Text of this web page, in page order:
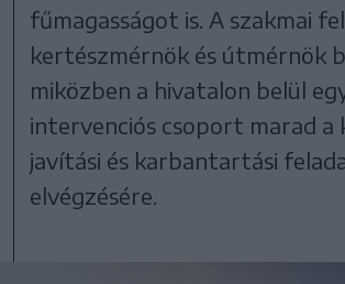
fűmagasságot is. A szakmai
kertészmérnök és útmérnök
miközben a hivatalon belül
intervenciós csoport marad a
javítási és karbantartási
elvégzésére.